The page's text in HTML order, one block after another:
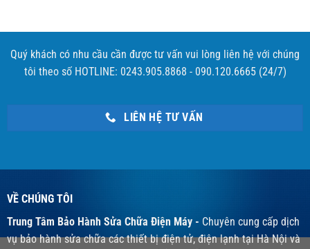
Quý khách có nhu cầu cần được tư vấn vui lòng liên hệ với chúng
tôi theo số HOTLINE: 0243.905.8868 - 090.120.6665 (24/7)
LIÊN HỆ TƯ VẤN
VỀ CHÚNG TÔI
Trung Tâm Bảo Hành Sửa Chữa Điện Máy - Chuyên cung cấp dịch
vụ bảo hành sửa chữa các thiết bị điện tử, điện lạnh tại Hà Nội và